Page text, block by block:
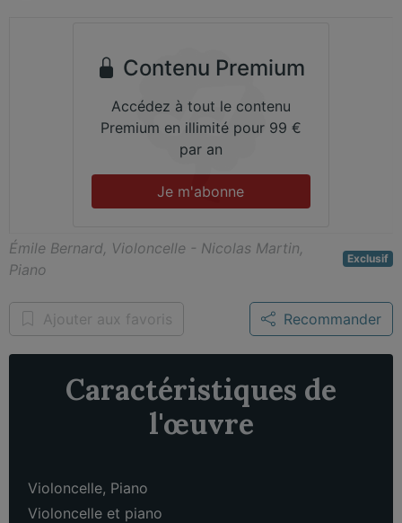
Contenu Premium
Accédez à tout le contenu
Premium en illimité pour 99 €
par an
Je m'abonne
Émile Bernard, Violoncelle - Nicolas Martin,
Piano
Exclusif
Ajouter aux favoris Recommander
Caractéristiques de
l'œuvre
Violoncelle, Piano
Violoncelle et piano